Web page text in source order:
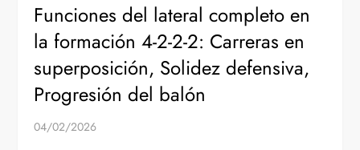
Funciones del lateral completo en
la formación 4-2-2-2: Carreras en
superposición, Solidez defensiva,
Progresión del balón
04/02/2026